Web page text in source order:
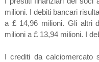
milioni. I debiti bancari
a £ 14,96 milioni. Gli altri
milioni a £ 13,94 milioni. I
I crediti da calciomercato